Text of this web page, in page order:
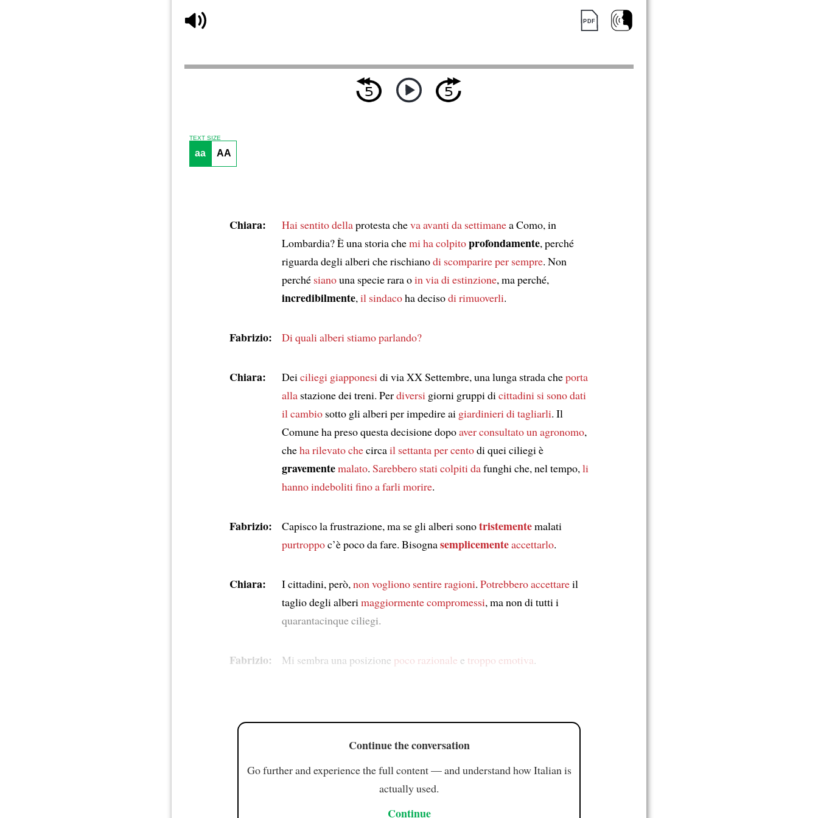
TEXT SIZE
aa AA
Chiara: Hai sentito dellaprotesta cheva avanti da settimanea Como, in
Lombardia? È una storia chemi ha colpitoprofondamente, perché
riguarda degli alberi che rischianodi scomparire per sempre. Non
perché sianouna specie rara oin via di estinzione, ma perché,
incredibilmente, il sindacoha decisodi rimuoverli.
Fabrizio: Di quali alberi stiamo parlando?
Chiara: Dei ciliegi giapponesi di via XX Settembre, una lunga strada cheporta
allastazione dei treni. Perdiversi giorni gruppi di cittadini si sono dati
il cambiosotto gli alberi per impedire ai giardinieri di tagliarli. Il
Comune ha preso questa decisione dopoaver consultatoun agronomo,
cheha rilevato checircail settanta per centodi quei ciliegi è
gravementemalato. Sarebbero stati colpiti dafunghi che, nel tempo, li
hanno indeboliti fino a farli morire.
Fabrizio: Capisco la frustrazione, ma se gli alberi sonotristementemalati
purtroppoc’è poco da fare. Bisognasemplicementeaccettarlo.
Chiara: I cittadini, però, non vogliono sentire ragioni. Potrebbero accettareil
taglio degli alberi maggiormente compromessi, ma non di tutti i
quarantacinque ciliegi.
Fabrizio: Mi sembra una posizione poco razionale e troppo emotiva.
Continue the conversation
Go further and experience the full content — and understand how Italian is
actually used.
Continue